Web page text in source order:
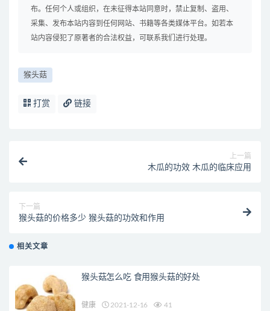
布。任何个人或组织，在未征得本站同意时，禁止复制、盗用、
采集、发布本站内容到任何网站、书籍等各类媒体平台。如若本
站内容侵犯了原著者的合法权益，可联系我们进行处理。
猴头菇
打赏 链接
上一篇
木瓜的功效 木瓜的临床应用
下一篇
猴头菇的价格多少 猴头菇的功效和作用
相关文章
猴头菇怎么吃 食用猴头菇的好处
健康 2021-12-16 41